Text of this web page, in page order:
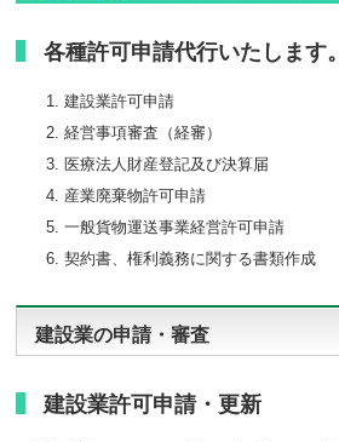
各種許可申請代行いたします。
建設業許可申請
経営事項審査（経審）
医療法人財産登記及び決算届
産業廃棄物許可申請
一般貨物運送事業経営許可申請
契約書、権利義務に関する書類作成
建設業の申請・審査
建設業許可申請・更新